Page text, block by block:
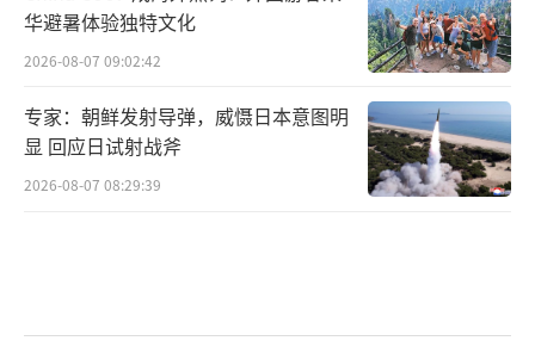
华避暑体验独特文化
2026-08-07 09:02:42
专家：朝鲜发射导弹，威慑日本意图明
显 回应日试射战斧
2026-08-07 08:29:39